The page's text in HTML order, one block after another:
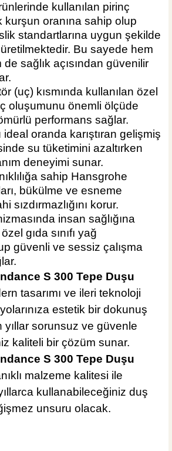
kullanılan pirinç
kurşun oranına sahip olup
standartlarına uygun şekilde
Bu sayede hem
de sağlık açısından güvenilir
(uç) kısmında kullanılan özel
oluşumunu önemli ölçüde
performans sağlar.
oranda karıştıran gelişmiş
su tüketimini azaltırken
deneyimi sunar.
sahip Hansgrohe
bükülme ve esneme
sızdırmazlığını korur.
insan sağlığına
gıda sınıfı yağ
güvenli ve sessiz çalışma
S 300 Tepe Duşu
tasarımı ve ileri teknoloji
estetik bir dokunuş
yıllar sorunsuz ve güvenle
kaliteli bir çözüm sunar.
S 300 Tepe Duşu
malzeme kalitesi ile
kullanabileceğiniz duş
unsuru olacak.